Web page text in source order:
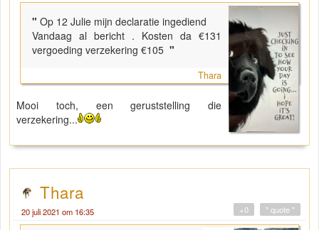
" Op 12 Julie mijn declaratie ingediend
Vandaag al bericht . Kosten da €131
vergoeding verzekering €105 "
Thara
Mooi toch, een geruststelling die
verzekering...
Thara
20 juli 2021 om 16:35 " quote "
+0